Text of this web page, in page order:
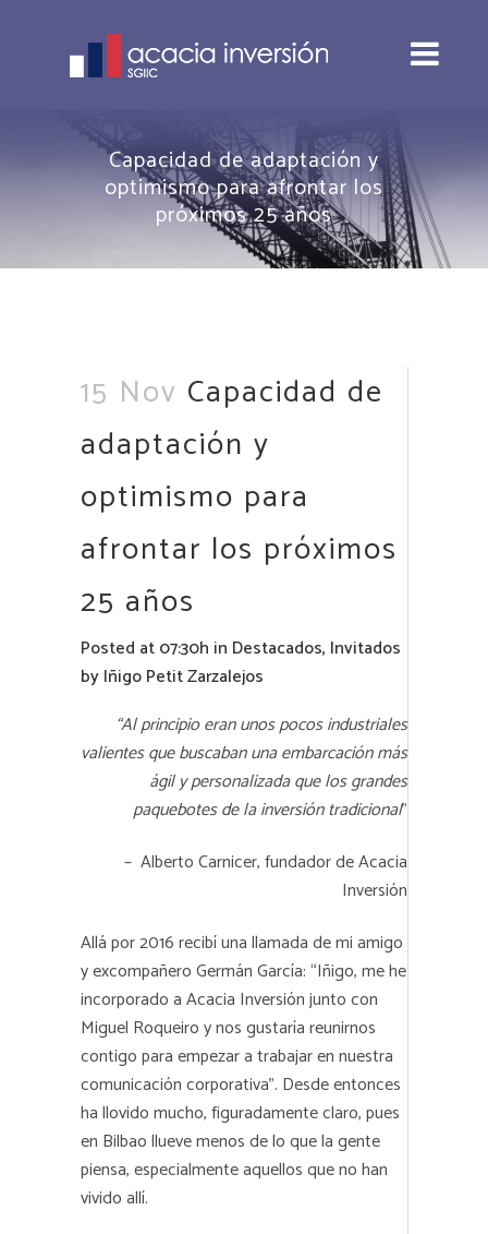
Capacidad de adaptación y
optimismo para afrontar los
próximos 25 años
15 Nov Capacidad de
adaptación y
optimismo para
afrontar los próximos
25 años
Posted at 07:30h in Destacados, Invitados
byIñigo Petit Zarzalejos
“Al principio eran unos pocos industriales
valientes que buscaban una embarcación más
ágil y personalizada que los grandes
paquebotes de la inversión tradicional”
– Alberto Carnicer, fundador de Acacia
Inversión
Allá por 2016 recibí una llamada de mi amigo
y excompañero Germán García: “Iñigo, me he
incorporado a Acacia Inversión junto con
Miguel Roqueiro y nos gustaría reunirnos
contigo para empezar a trabajar en nuestra
comunicación corporativa”. Desde entonces
ha llovido mucho, figuradamente claro, pues
en Bilbao llueve menos de lo que la gente
piensa, especialmente aquellos que no han
vivido allí.